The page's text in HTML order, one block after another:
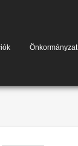
Önkormányzat